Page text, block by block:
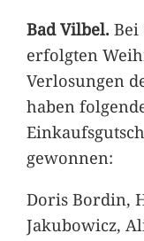
Bad Vilbel.Bei
erfolgten
Verlosungen
haben
gewonnen:
Doris Bordin,
Jakubowicz,